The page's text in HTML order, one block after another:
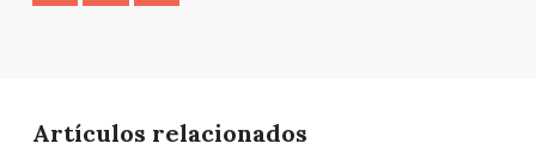
Artículos relacionados